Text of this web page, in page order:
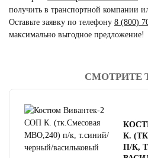
получить в транспортной компании
Оставьте заявку по телефону 8 (800)
максимально выгодное предложение!
4.5
СМОТРИТЕ
К.
П/К,